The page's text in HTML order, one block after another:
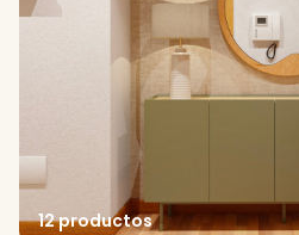
12 productos